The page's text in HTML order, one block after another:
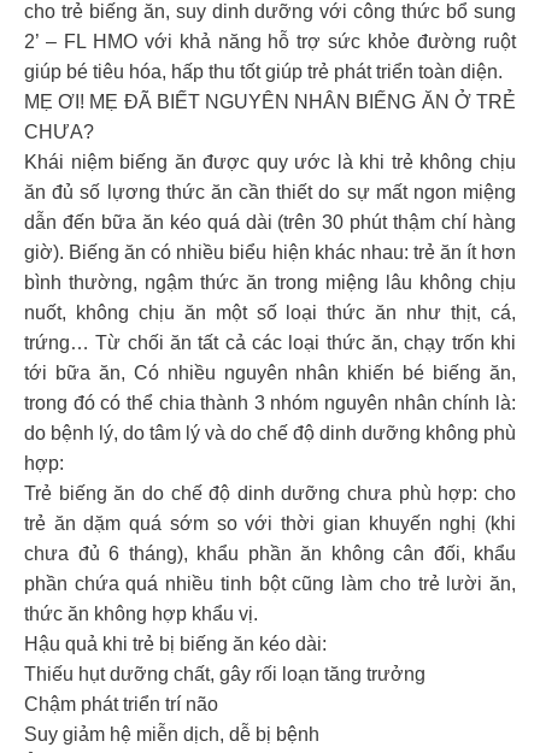
cho trẻ biếng ăn, suy dinh dưỡng với công thức bổ sung
2’ – FL HMO với khả năng hỗ trợ sức khỏe đường ruột
giúp bé tiêu hóa, hấp thu tốt giúp trẻ phát triển toàn diện.
MẸ ƠI! MẸ ĐÃ BIẾT NGUYÊN NHÂN BIẾNG ĂN Ở TRẺ
CHƯA?
Khái niệm biếng ăn được quy ước là khi trẻ không chịu
ăn đủ số lựơng thức ăn cần thiết do sự mất ngon miệng
dẫn đến bữa ăn kéo quá dài (trên 30 phút thậm chí hàng
giờ). Biếng ăn có nhiều biểu hiện khác nhau: trẻ ăn ít hơn
bình thường, ngậm thức ăn trong miệng lâu không chịu
nuốt, không chịu ăn một số loại thức ăn như thịt, cá,
trứng… Từ chối ăn tất cả các loại thức ăn, chạy trốn khi
tới bữa ăn, Có nhiều nguyên nhân khiến bé biếng ăn,
trong đó có thể chia thành 3 nhóm nguyên nhân chính là:
do bệnh lý, do tâm lý và do chế độ dinh dưỡng không phù
hợp:
Trẻ biếng ăn do chế độ dinh dưỡng chưa phù hợp: cho
trẻ ăn dặm quá sớm so với thời gian khuyến nghị (khi
chưa đủ 6 tháng), khẩu phần ăn không cân đối, khẩu
phần chứa quá nhiều tinh bột cũng làm cho trẻ lười ăn,
thức ăn không hợp khẩu vị.
Hậu quả khi trẻ bị biếng ăn kéo dài:
Thiếu hụt dưỡng chất, gây rối loạn tăng trưởng
Chậm phát triển trí não
Suy giảm hệ miễn dịch, dễ bị bệnh